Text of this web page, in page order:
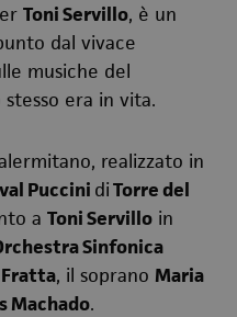
Toni Servillo, è un
dal vivace
musiche del
era in vita.
realizzato in
Puccini diTorre del
a Toni Servillo in
Sinfonica
Fratta, il soprano Maria
Machado.